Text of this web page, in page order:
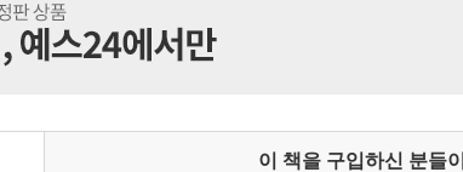
이 책을 구입하신 분들이